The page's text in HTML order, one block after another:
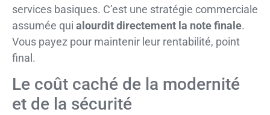
services basiques. C’est une stratégie commerciale
assumée qui alourdit directement la note finale.
Vous payez pour maintenir leur rentabilité, point
final.
Le coût caché de la modernité
et de la sécurité